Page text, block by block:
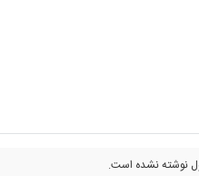
نوشته نشده است.